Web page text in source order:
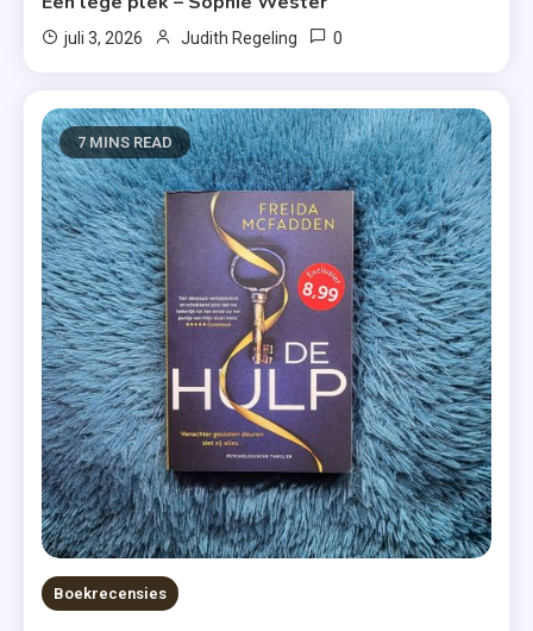
juli 3, 2026 Judith Regeling 0
7 MINS READ
Boekrecensies